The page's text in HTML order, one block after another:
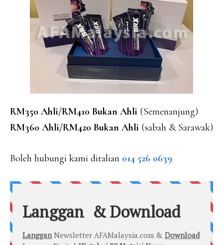
RM350 Ahli/RM410 Bukan Ahli (Semenanjung)
RM360 Ahli/RM420 Bukan Ahli (sabah & Sarawak)
Boleh hubungi kami ditalian 014 526 0639